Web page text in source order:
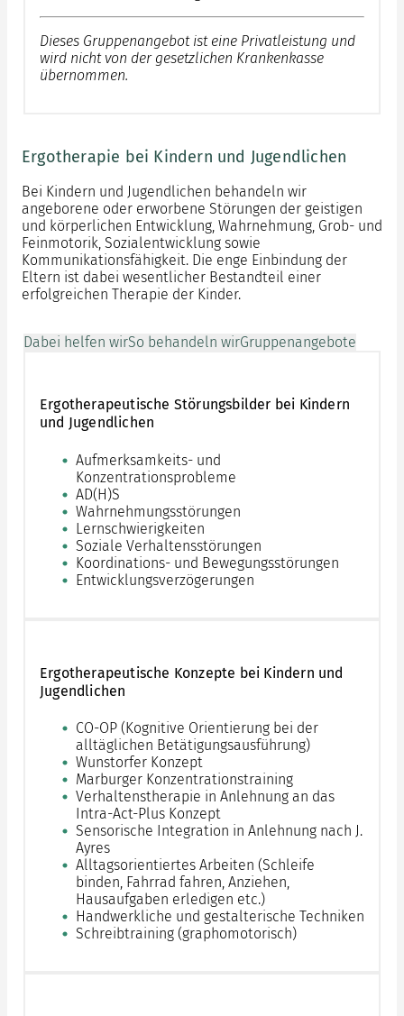
Dieses Gruppenangebot ist eine Privatleistung und
wird nicht von der gesetzlichen Krankenkasse
übernommen.
Ergotherapie bei Kindern und Jugendlichen
Bei Kindern und Jugendlichen behandeln wir
angeborene oder erworbene Störungen der geistigen
und körperlichen Entwicklung, Wahrnehmung, Grob- und
Feinmotorik, Sozialentwicklung sowie
Kommunikationsfähigkeit. Die enge Einbindung der
Eltern ist dabei wesentlicher Bestandteil einer
erfolgreichen Therapie der Kinder.
Dabei helfen wirSo behandeln wirGruppenangebote
Ergotherapeutische Störungsbilder bei Kindern
und Jugendlichen
Aufmerksamkeits- und
Konzentrationsprobleme
AD(H)S
Wahrnehmungsstörungen
Lernschwierigkeiten
Soziale Verhaltensstörungen
Koordinations- und Bewegungsstörungen
Entwicklungsverzögerungen
Ergotherapeutische Konzepte bei Kindern und
Jugendlichen
CO-OP (Kognitive Orientierung bei der
alltäglichen Betätigungsausführung)
Wunstorfer Konzept
Marburger Konzentrationstraining
Verhaltenstherapie in Anlehnung an das
Intra-Act-Plus Konzept
Sensorische Integration in Anlehnung nach J.
Ayres
Alltagsorientiertes Arbeiten (Schleife
binden, Fahrrad fahren, Anziehen,
Hausaufgaben erledigen etc.)
Handwerkliche und gestalterische Techniken
Schreibtraining (graphomotorisch)